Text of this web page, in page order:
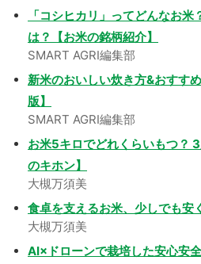
「コシヒカリ」ってどんなお
は？【お米の銘柄紹介】
SMART AGRI編集部
新米のおいしい炊き方&おすす
版】
SMART AGRI編集部
お米5キロでどれくらいもつ？
のキホン】
大槻万須美
食卓を支えるお米、少しでも安
大槻万須美
AI×ドローンで栽培した安心安